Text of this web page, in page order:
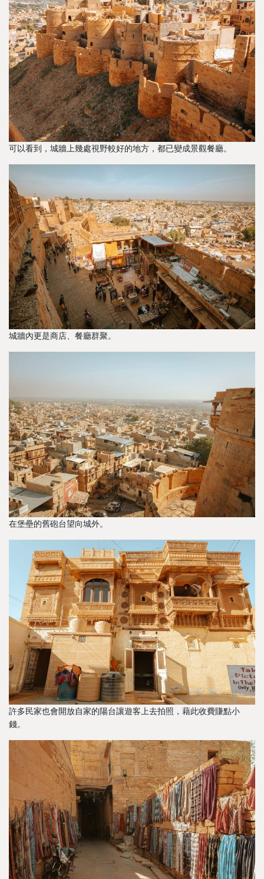
可以看到，城牆上幾處視野較好的地方，都已變成景觀餐廳。
城牆內更是商店、餐廳群聚。
在堡壘的舊砲台望向城外。
許多民家也會開放自家的陽台讓遊客上去拍照，藉此收費賺點小
錢。